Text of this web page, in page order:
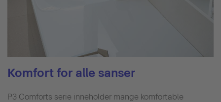
Komfort for alle sanser
P3 Comforts serie inneholder mange komfortable